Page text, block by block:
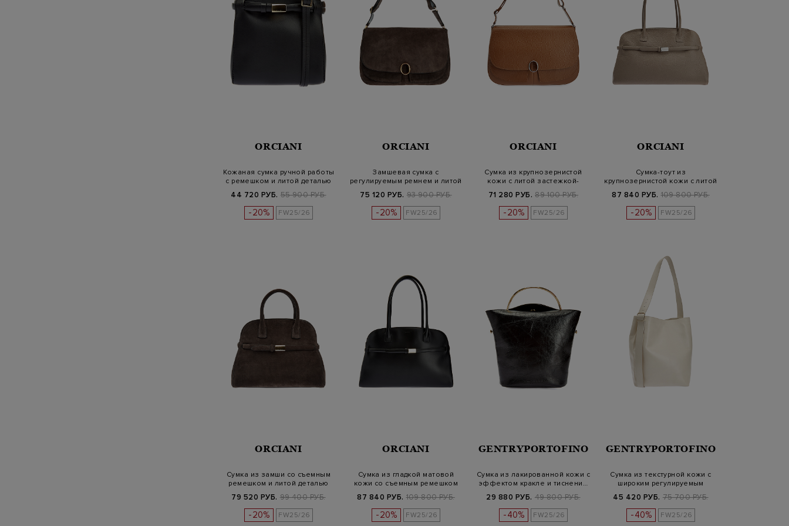
ORCIANI
Кожаная сумка ручной работы
с ремешком и литой деталью
44 720 РУБ. 55 900 РУБ.
-20% FW25/26
ORCIANI
Замшевая сумка с
регулируемым ремнем и литой
75 120 РУБ. 93 900 РУБ.
-20% FW25/26
ORCIANI
Сумка из крупнозернистой
кожи с литой застежкой-
71 280 РУБ. 89 100 РУБ.
-20% FW25/26
ORCIANI
Сумка-тоут из
крупнозернистой кожи с литой
87 840 РУБ. 109 800 РУБ.
-20% FW25/26
ORCIANI
Сумка из замши со съемным
ремешком и литой деталью
79 520 РУБ. 99 400 РУБ.
-20% FW25/26
ORCIANI
Сумка из гладкой матовой
кожи со съемным ремешком
87 840 РУБ. 109 800 РУБ.
-20% FW25/26
GENTRYPORTOFINO
Сумка из лакированной кожи с
эффектом кракле и тиснени…
29 880 РУБ. 49 800 РУБ.
-40% FW25/26
GENTRYPORTOFINO
Сумка из текстурной кожи с
широким регулируемым
45 420 РУБ. 75 700 РУБ.
-40% FW25/26